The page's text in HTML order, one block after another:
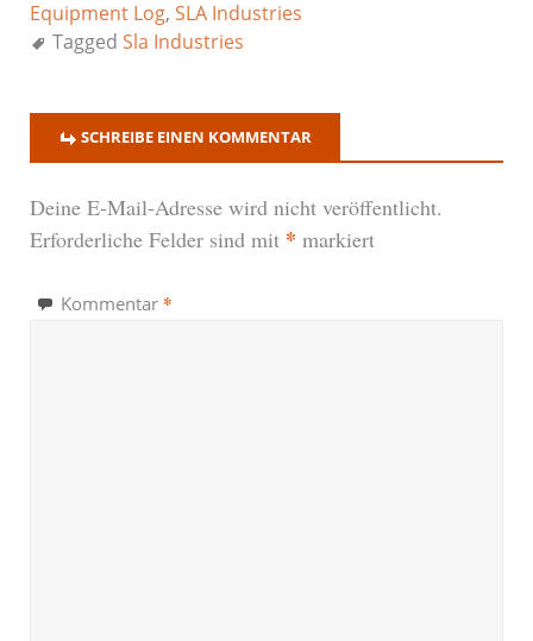
Equipment Log, SLA Industries
Tagged Sla Industries
SCHREIBE EINEN KOMMENTAR
Deine E-Mail-Adresse wird nicht veröffentlicht.
Erforderliche Felder sind mit * markiert
Kommentar *